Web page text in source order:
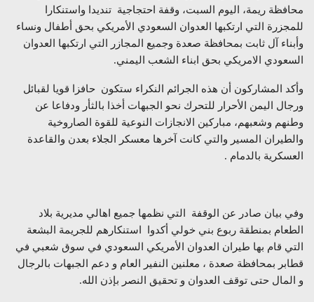
محافظة ريمة، اليوم السبت، وقفة احتجاجية تنديدا واستنكارا
للمجزرة التي ارتكبها العدوان السعودي الأمريكي بحق أطفال ونساء
وأبناء آل ثابت بمحافظة صعدة وجميع المجازر التي ارتكبها العدوان
السعودي الامريكي بحق ابناء الشعب اليمني.
وأكد المشاركون أن هذه الجرائم النكراء ستكون حافزا قويا لقبائل
ورجال اليمن الأحرار للتحرك نحو الجبهات أخذا بالثأر ودفاعا عن
وطنهم وشعبهم، مباركين الانجازات النوعية للقوة الصاروخية
والطيران المسير والتي كانت آخرها معسكر الجلاء بعدن والقاعدة
العسكرية بالدمام .
وفي بيان صادر عن الوقفة التي نظمها جميع اهالي مديرية بلاد
الطعام بمنطقة ربوع بني خولي أكدوا استنكارهم للجريمة البشعة
التي قام بها طيران العدوان الأمريكي السعودي في سوق شعبي في
قطابر بمحافظة صعدة ، معلنين النفير العام و دعم الجبهات بالرجال
و المال حتى توقف العدوان و تحقيق النصر بإذن الله.